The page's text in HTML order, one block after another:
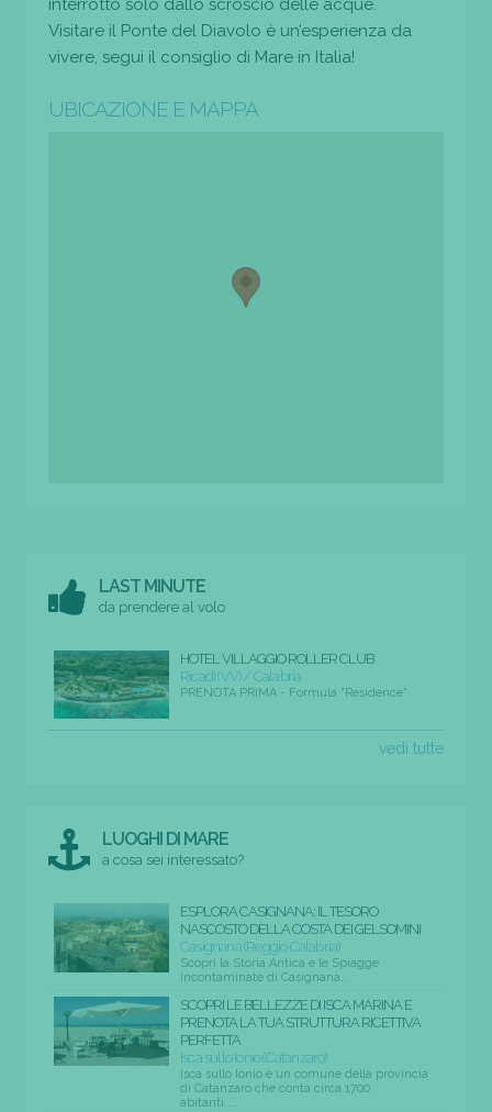
interrotto solo dallo scroscio delle acque.
Visitare il Ponte del Diavolo è un’esperienza da
vivere, segui il consiglio di Mare in Italia!
UBICAZIONE E MAPPA
LAST MINUTE
da prendere al volo
HOTEL VILLAGGIO ROLLER CLUB
Ricadi (VV) / Calabria
PRENOTA PRIMA - Formula "Residence"
vedi tutte
LUOGHI DI MARE
a cosa sei interessato?
ESPLORA CASIGNANA: IL TESORO
NASCOSTO DELLA COSTA DEI GELSOMINI
Casignana (Reggio Calabria)
Scopri la Storia Antica e le Spiagge
Incontaminate di Casignana...
SCOPRI LE BELLEZZE DI ISCA MARINA E
PRENOTA LA TUA STRUTTURA RICETTIVA
PERFETTA
Isca sullo Ionio (Catanzaro)
Isca sullo Ionio è un comune della provincia
di Catanzaro che conta circa 1700
abitanti....